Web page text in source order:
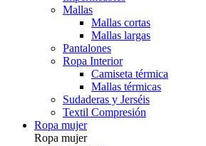
Mallas
Mallas cortas
Mallas largas
Pantalones
Ropa Interior
Camiseta térmica
Mallas térmicas
Sudaderas y Jerséis
Textil Compresión
Ropa mujer
Ropa mujer